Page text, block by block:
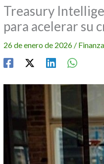
Treasury
para acelerar su
26 de enero de 2026 /